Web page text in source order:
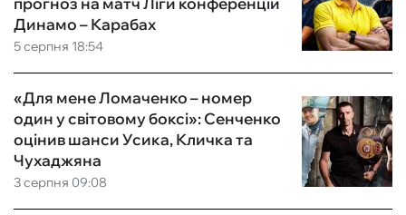
5 серпня 18:54
Динамо – Карабах
3 серпня 09:08
«Для мене Ломаченко – номер
один у світовому боксі»: Сенченко
оцінив шанси Усика, Кличка та
Чухаджяна